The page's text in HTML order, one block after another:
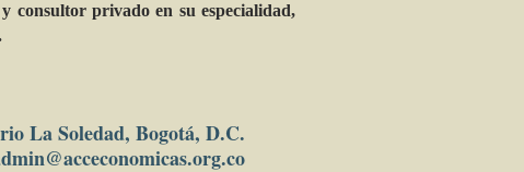
consultor privado en su especialidad,
La Soledad, Bogotá, D.C.
@acceconomicas.org.co